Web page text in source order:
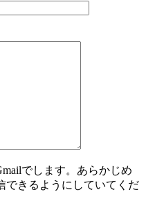
でします。あらかじめ
できるようにしていてくだ